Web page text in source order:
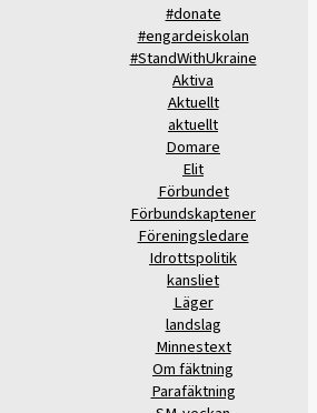
#donate
#engardeiskolan
#StandWithUkraine
Aktiva
Aktuellt
aktuellt
Domare
Elit
Förbundet
Förbundskaptener
Föreningsledare
Idrottspolitik
kansliet
Läger
landslag
Minnestext
Om fäktning
Parafäktning